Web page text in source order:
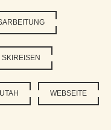
SKIREISEN
UTAH WEBSEITE